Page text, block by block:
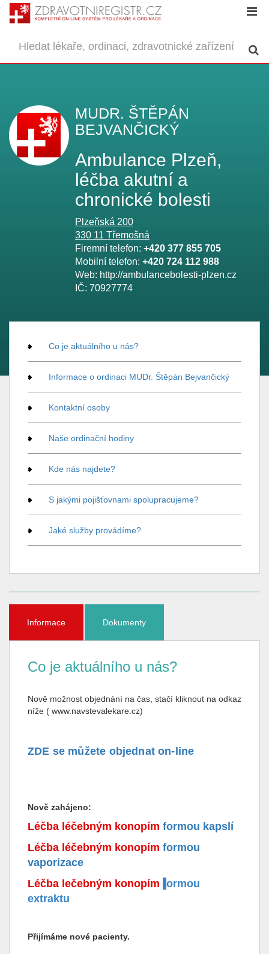
MUDR. ŠTĚPÁN
BEJVANČICKÝ
Ambulance Plzeň,
léčba akutní a
chronické bolesti
Plzeňská 200
330 11 Třemošná
Firemní telefon: +420 377 855 705
Mobilní telefon: +420 724 112 988
Web: http://ambulancebolesti-plzen.cz
IČ: 70927774
Co je aktuálního u nás?
Informace o ordinaci MUDr. Štěpán Bejvančický
Kontaktní osoby
Naše ordinační hodiny
Kde nás najdete?
S jakými pojišťovnami spolupracujeme?
Jaké služby provádíme?
Informace Dokumenty
Co je aktuálního u nás?
Nově možnost objednání na čas, stačí kliknout na odkaz
níže ( www.navstevalekare.cz)
ZDE se můžete objednat on-line
Nově zahájeno:
Léčba léčebným konopím formou kapslí
Léčba léčebným konopím formou
vaporizace
Léčba lečebným konopím ormou
extraktu
Přijímáme nové pacienty.